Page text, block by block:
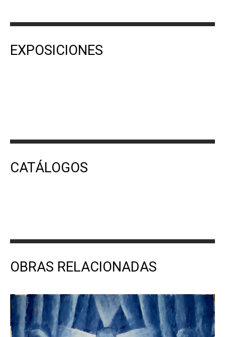
EXPOSICIONES
CATÁLOGOS
OBRAS RELACIONADAS